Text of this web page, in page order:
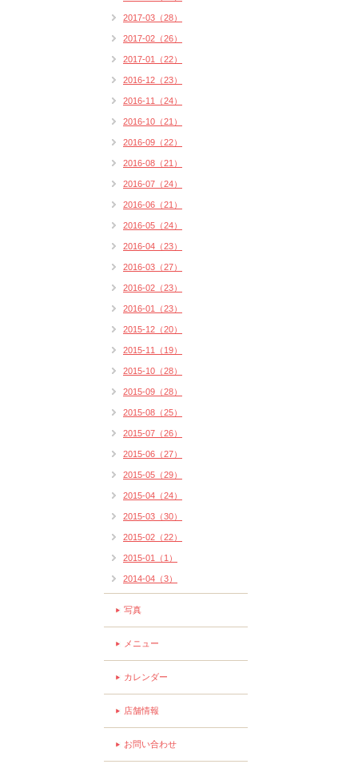
2017-03（28）
2017-02（26）
2017-01（22）
2016-12（23）
2016-11（24）
2016-10（21）
2016-09（22）
2016-08（21）
2016-07（24）
2016-06（21）
2016-05（24）
2016-04（23）
2016-03（27）
2016-02（23）
2016-01（23）
2015-12（20）
2015-11（19）
2015-10（28）
2015-09（28）
2015-08（25）
2015-07（26）
2015-06（27）
2015-05（29）
2015-04（24）
2015-03（30）
2015-02（22）
2015-01（1）
2014-04（3）
写真
メニュー
カレンダー
店舗情報
お問い合わせ